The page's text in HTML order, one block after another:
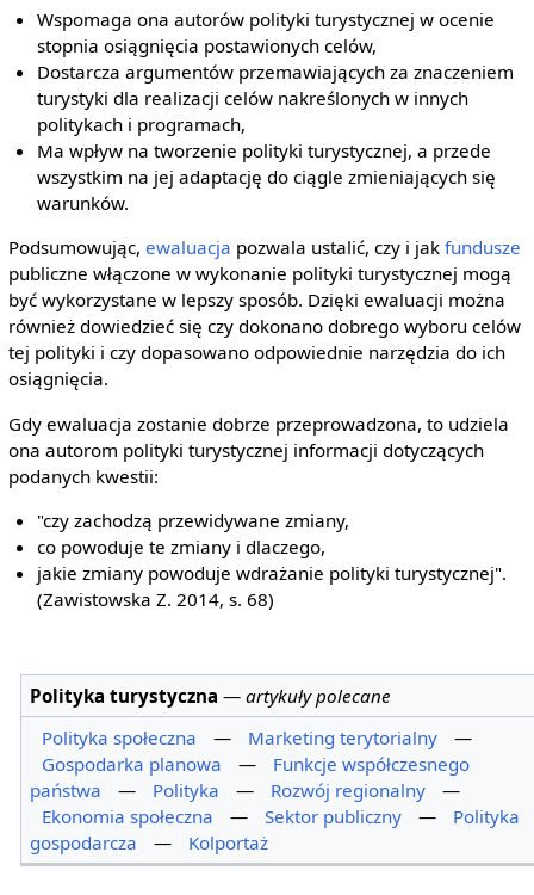
Wspomaga ona autorów polityki turystycznej w ocenie
stopnia osiągnięcia postawionych celów,
Dostarcza argumentów przemawiających za znaczeniem
turystyki dla realizacji celów nakreślonych w innych
politykach i programach,
Ma wpływ na tworzenie polityki turystycznej, a przede
wszystkim na jej adaptację do ciągle zmieniających się
warunków.
Podsumowując, ewaluacja pozwala ustalić, czy i jak fundusze
publiczne włączone w wykonanie polityki turystycznej mogą
być wykorzystane w lepszy sposób. Dzięki ewaluacji można
również dowiedzieć się czy dokonano dobrego wyboru celów
tej polityki i czy dopasowano odpowiednie narzędzia do ich
osiągnięcia.
Gdy ewaluacja zostanie dobrze przeprowadzona, to udziela
ona autorom polityki turystycznej informacji dotyczących
podanych kwestii:
"czy zachodzą przewidywane zmiany,
co powoduje te zmiany i dlaczego,
jakie zmiany powoduje wdrażanie polityki turystycznej".
(Zawistowska Z. 2014, s. 68)
Polityka turystyczna —artykuły polecane
Polityka społeczna
— Marketing terytorialny
—
Gospodarka planowa
—
Funkcje współczesnego
państwa
— Polityka — Rozwój regionalny
—
Ekonomia społeczna
— Sektor publiczny —
Polityka
gospodarcza
— Kolportaż